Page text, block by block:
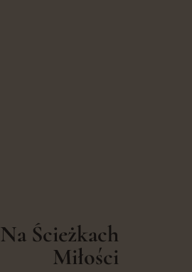
Na Ścieżkach
Miłości